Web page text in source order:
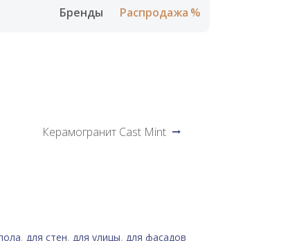
Бренды Распродажа
Керамогранит Cast Mint
, для стен, для улицы, для фасадов